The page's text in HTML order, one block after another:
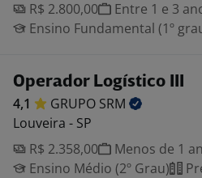
R$ 2.800,00
Entre 1 e 3
Ensino Fundamental (1º
Operador Logístico III
4,1 GRUPO SRM
Louveira - SP
R$ 2.358,00
Menos de 1
Ensino Médio (2º Grau)